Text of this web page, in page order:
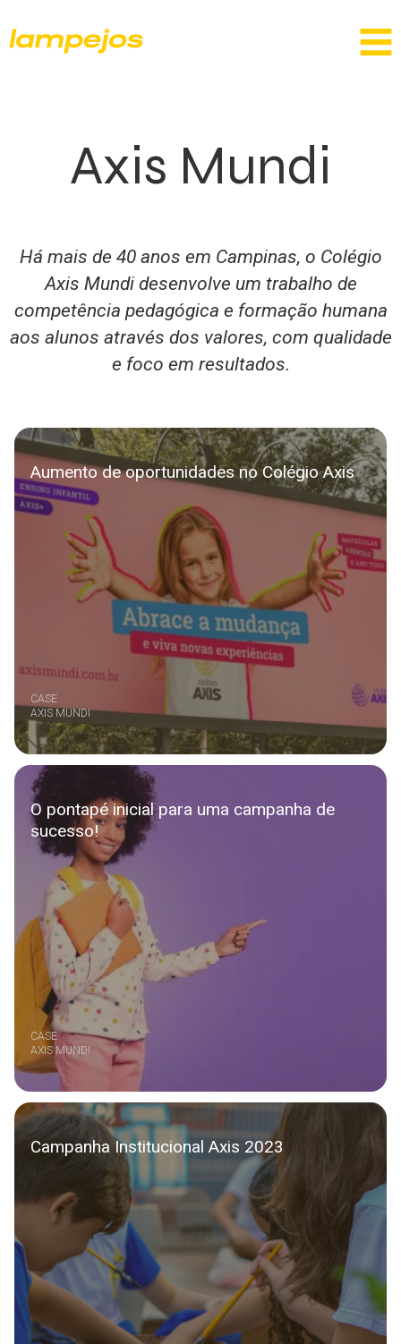
Axis Mundi
Há mais de 40 anos em Campinas, o Colégio
Axis Mundi desenvolve um trabalho de
competência pedagógica e formação humana
aos alunos através dos valores, com qualidade
e foco em resultados.
Aumento de oportunidades no Colégio Axis
CASE
AXIS MUNDI
O pontapé inicial para uma campanha de
sucesso!
CASE
AXIS MUNDI
Campanha Institucional Axis 2023